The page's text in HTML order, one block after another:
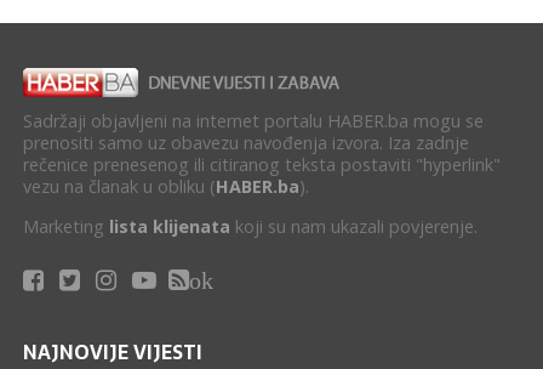
Sadržaji objavljeni na internet portalu HABER.ba mogu se
prenositi samo uz obavezu navođenja izvora. Iza zadnje
rečenice prenesenog ili citiranog teksta postaviti "hyperlink"
vezu na članak u obliku (HABER.ba).
Marketing lista klijenata koji su nam ukazali povjerenje.
ok
NAJNOVIJE VIJESTI